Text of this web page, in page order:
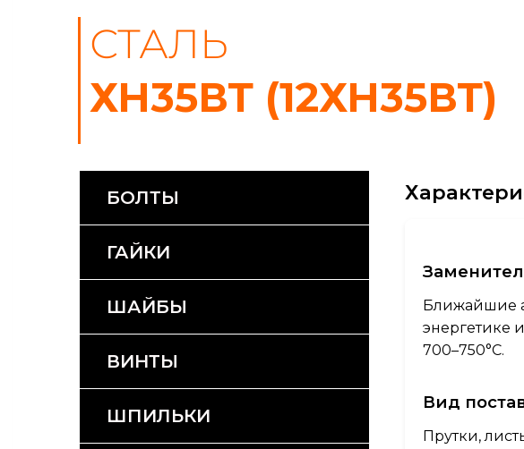
СТАЛЬ
ХН35ВТ (12ХН35ВТ)
БОЛТЫ
ГАЙКИ
ШАЙБЫ
ВИНТЫ
ШПИЛЬКИ
Ближайшие
энергетике
700–750°C.
Вид
Прутки,